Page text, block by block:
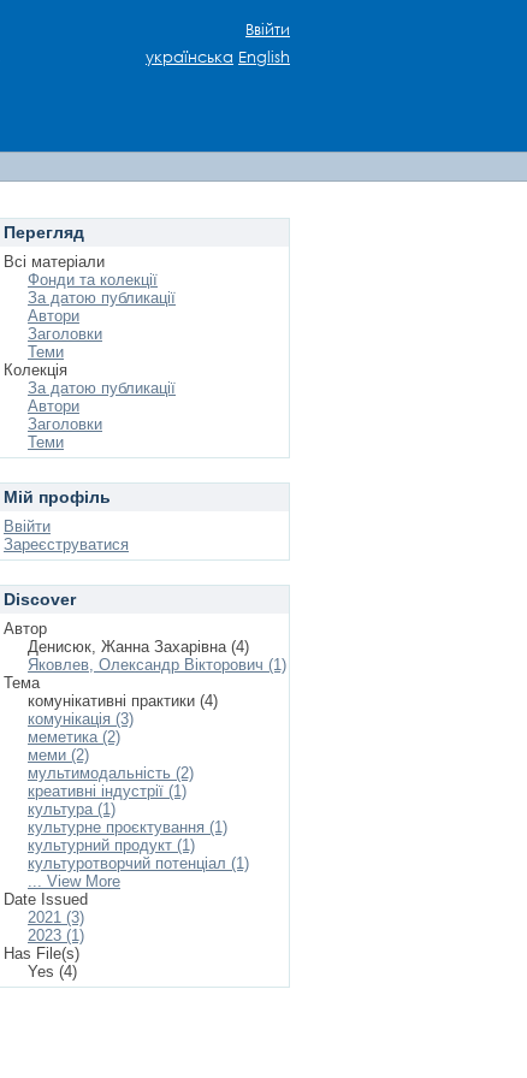
Ввійти
українська English
Перегляд
Всі матеріали
Фонди та колекції
За датою публикації
Автори
Заголовки
Теми
Колекція
За датою публикації
Автори
Заголовки
Теми
Мій профіль
Ввійти
Зареєструватися
Discover
Автор
Денисюк, Жанна Захарівна (4)
Яковлев, Олександр Вікторович (1)
Тема
комунікативні практики (4)
комунікація (3)
меметика (2)
меми (2)
мультимодальність (2)
креативні індустрії (1)
культура (1)
культурне проєктування (1)
культурний продукт (1)
культуротворчий потенціал (1)
... View More
Date Issued
2021 (3)
2023 (1)
Has File(s)
Yes (4)